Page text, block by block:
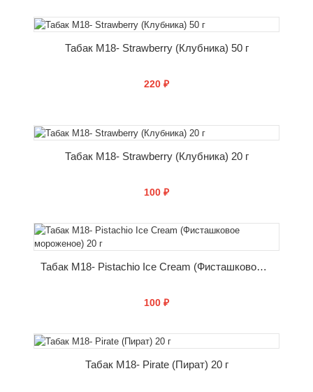
КУПИТЬ
Табак M18- Strawberry (Клубника) 50 г
220 ₽
КУПИТЬ
Табак M18- Strawberry (Клубника) 20 г
100 ₽
КУПИТЬ
Табак M18- Pistachio Ice Cream (Фисташковое мороженое) 20 г
100 ₽
КУПИТЬ
Табак M18- Pirate (Пират) 20 г